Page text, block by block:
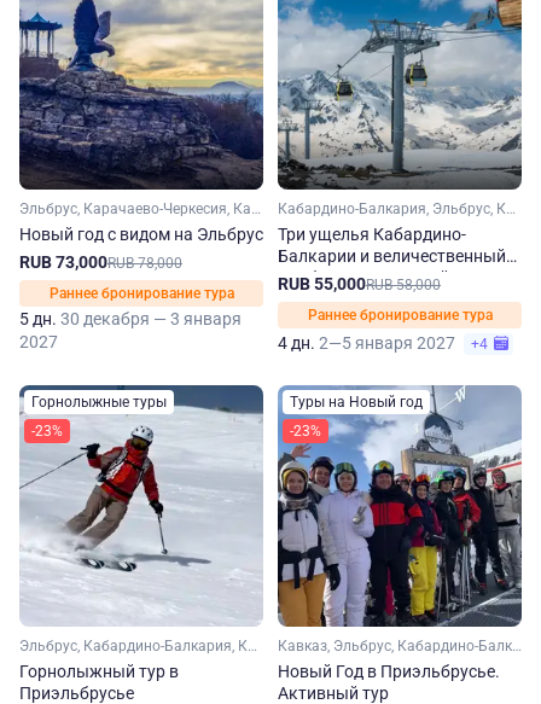
Эльбрус, Карачаево-Черкесия, Кабардино-Балкария, Ставропольский край, Кавказ, Кавказские Минеральные Воды
Новый год с видом на Эльбрус
RUB 73,000RUB 78,000
Раннее бронирование тура
5 дн. 30 декабря — 3 января
2027
Кабардино-Балкария, Эльбрус, Кавказ
Три ущелья Кабардино-
Балкарии и величественный
Эльбрус. Новогодний
национальный маршрут
RUB 55,000RUB 58,000
Раннее бронирование тура
4 дн. 2—5 января 2027 +4
Горнолыжные туры
-23%
Эльбрус, Кабардино-Балкария, Кавказ, Ставропольский край
Горнолыжный тур в
Приэльбрусье
Туры на Новый год
-23%
Кавказ, Эльбрус, Кабардино-Балкария, Ставропольский край
Новый Год в Приэльбрусье.
Активный тур